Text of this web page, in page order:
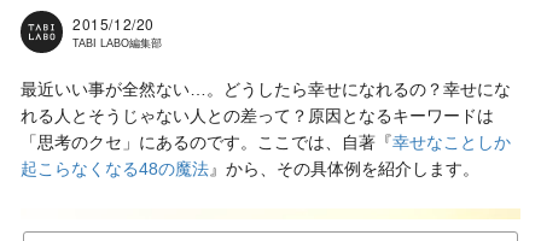
2015/12/20
TABI LABO編集部
最近いい事が全然ない…。どうしたら幸せになれるの？幸せにな
れる人とそうじゃない人との差って？原因となるキーワードは
「思考のクセ」にあるのです。ここでは、自著『幸せなことしか
起こらなくなる48の魔法』から、その具体例を紹介します。